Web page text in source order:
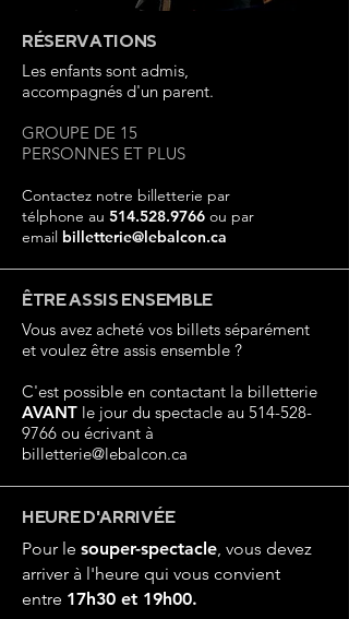
RÉSERVATIONS
Les enfants sont admis,
accompagnés d'un parent.
GROUPE DE 15
PERSONNES ET PLUS
Contactez notre billetterie par
télphone au 514.528.9766 ou par
email billetterie@lebalcon.ca
ÊTRE ASSIS ENSEMBLE
Vous avez acheté vos billets séparément
et voulez être assis ensemble ?
C'est possible en contactant la billetterie
AVANT le jour du spectacle au 514-528-
9766 ou écrivant à
billetterie@lebalcon.ca
HEURE D'ARRIVÉE
Pour le souper-spectacle, vous devez
arriver à l'heure qui vous convient
entre 17h30 et 19h00.